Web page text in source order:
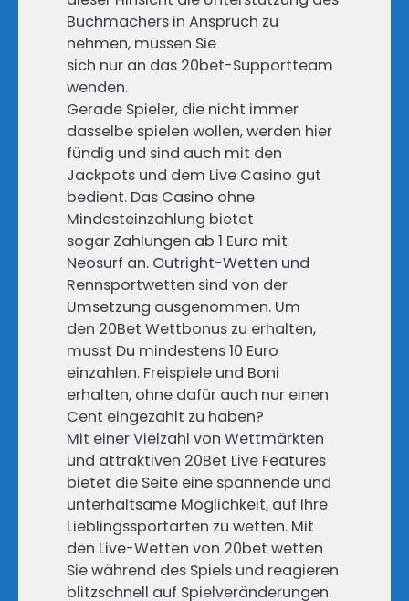
Buchmachers in Anspruch zu
nehmen, müssen Sie
sich nur an das 20bet-Supportteam
wenden.
Gerade Spieler, die nicht immer
dasselbe spielen wollen, werden hier
fündig und sind auch mit den
Jackpots und dem Live Casino gut
bedient. Das Casino ohne
Mindesteinzahlung bietet
sogar Zahlungen ab 1 Euro mit
Neosurf an. Outright-Wetten und
Rennsportwetten sind von der
Umsetzung ausgenommen. Um
den 20Bet Wettbonus zu erhalten,
musst Du mindestens 10 Euro
einzahlen. Freispiele und Boni
erhalten, ohne dafür auch nur einen
Cent eingezahlt zu haben?
Mit einer Vielzahl von Wettmärkten
und attraktiven 20Bet Live Features
bietet die Seite eine spannende und
unterhaltsame Möglichkeit, auf Ihre
Lieblingssportarten zu wetten. Mit
den Live-Wetten von 20bet wetten
Sie während des Spiels und reagieren
blitzschnell auf Spielveränderungen.